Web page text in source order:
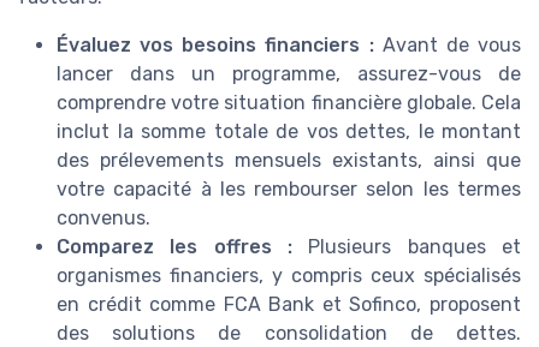
Évaluez vos besoins financiers :Avant de vous
lancer dans un programme, assurez-vous de
comprendre votre situation financière globale. Cela
inclut la somme totale de vos dettes, le montant
des prélevements mensuels existants, ainsi que
votre capacité à les rembourser selon les termes
convenus.
Comparez les offres : Plusieurs banques et
organismes financiers, y compris ceux spécialisés
en crédit comme FCA Bank et Sofinco, proposent
des solutions de consolidation de dettes.